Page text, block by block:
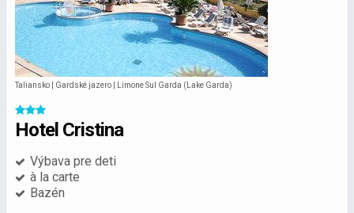
Taliansko | Gardské jazero | Limone Sul Garda (Lake Garda)
Hotel Cristina
Výbava pre deti
à la carte
Bazén